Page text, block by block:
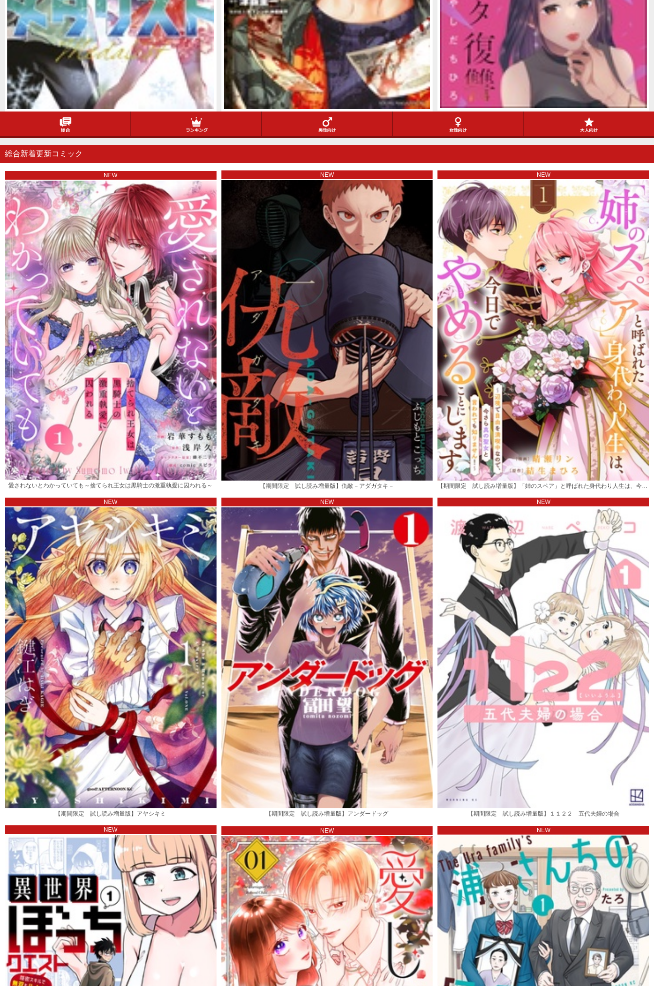
総合新着更新コミック
NEW
愛されないとわかっていても～捨てられ王女は黒騎士の激重執愛に囚われる～
NEW
【期間限定 試し読み増量版】仇敵－アダガタキ－
NEW
【期間限定 試し読み増量版】「姉のスペア」と呼ばれた身代わり人生は、今日でやめることにします～辺境で自由を満喫中なので、今さら真の聖女と言われても知りません！～【電子単行本版／特典おまけ付き】
NEW
【期間限定 試し読み増量版】アヤシキミ
NEW
【期間限定 試し読み増量版】アンダードッグ
NEW
【期間限定 試し読み増量版】１１２２ 五代夫婦の場合
NEW NEW NEW